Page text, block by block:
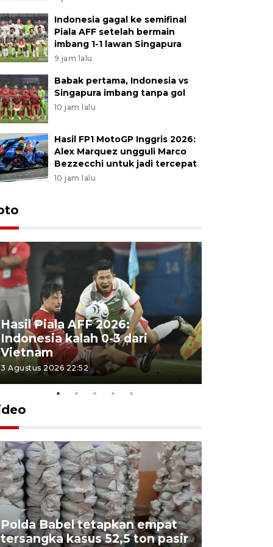
Indonesia gagal ke semifinal
Piala AFF setelah bermain
imbang 1-1 lawan Singapura
9 jam lalu
Babak pertama, Indonesia vs
Singapura imbang tanpa gol
10 jam lalu
Hasil FP1 MotoGP Inggris 2026:
Alex Marquez ungguli Marco
Bezzecchi untuk jadi tercepat
10 jam lalu
Hasil Piala AFF 2026:
Indonesia kalah 0-3 dari
Vietnam
3 Agustus 2026 22:52
Polda Babel tetapkan empat
tersangka kasus 52,5 ton pasir